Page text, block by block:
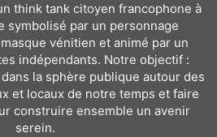
think tank citoyen francophone à
symbolisé par un personnage
vénitien et animé par un
indépendants. Notre objectif :
la sphère publique autour des
et locaux de notre temps et faire
construire ensemble un avenir
serein.